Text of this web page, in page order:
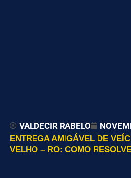
VALDECIR RABELO
ENTREGA AMIGÁVEL DE
VELHO – RO: COMO